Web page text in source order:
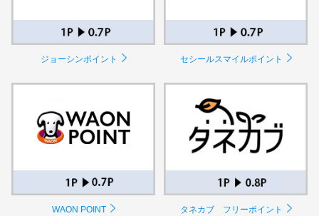
ジョーシンポイント セシールスマイルポイント
WAON POINT タネカブ フリーポイント